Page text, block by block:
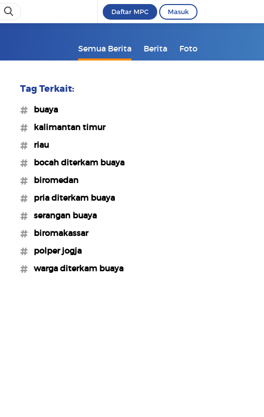
Daftar MPC Masuk
Semua Berita Berita Foto
Tag Terkait:
#buaya
#kalimantan timur
#riau
#bocah diterkam buaya
#biromedan
#pria diterkam buaya
#serangan buaya
#biromakassar
#polper jogja
#warga diterkam buaya